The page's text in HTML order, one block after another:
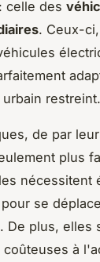
celle des
. Ceux-
restreint.
de par
plus
nécessitent
se
. De plus, elles
à